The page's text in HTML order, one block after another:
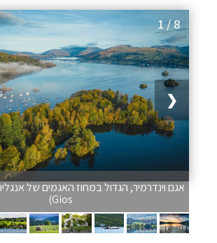
1 / 8
❮
Gios)